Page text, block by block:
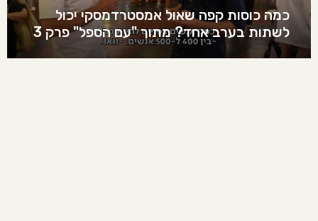
כמה כוסות קפה שאול אמסטרדמסקי יכול
לשתות בערב אחד? מתוך "עם הספל" פרק 3